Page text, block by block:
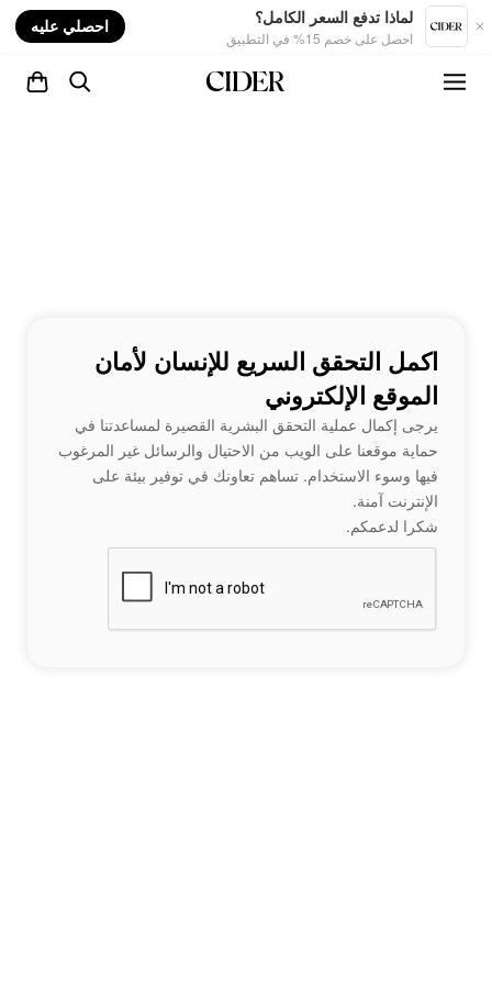
لماذا تدفع السعر الكامل؟
احصل على خصم 15% في التطبيق
احصلي عليه
اكمل التحقق السريع للإنسان لأمان
الموقع الإلكتروني
يرجى إكمال عملية التحقق البشرية القصيرة لمساعدتنا في
حماية موقعنا على الويب من الاحتيال والرسائل غير المرغوب
فيها وسوء الاستخدام. تساهم تعاونك في توفير بيئة على
الإنترنت آمنة.
شكرا لدعمكم.